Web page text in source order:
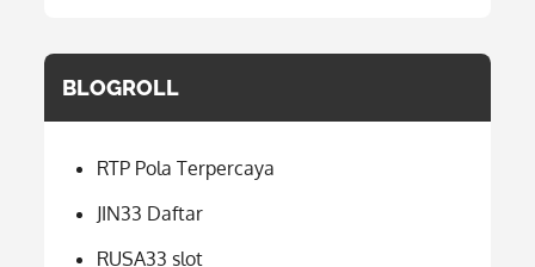
BLOGROLL
RTP Pola Terpercaya
JIN33 Daftar
RUSA33 slot